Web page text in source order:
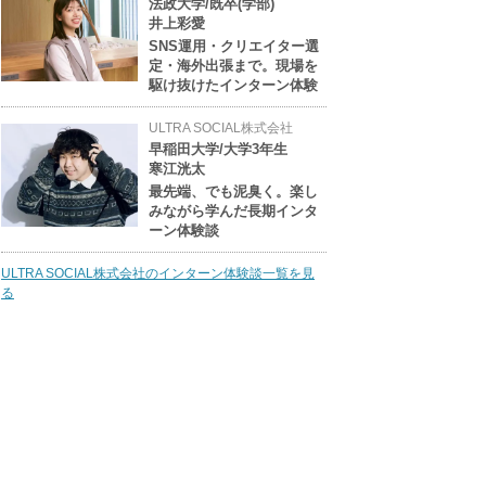
法政大学/既卒(学部)
井上彩愛
SNS運用・クリエイター選
定・海外出張まで。現場を
駆け抜けたインターン体験
ULTRA SOCIAL株式会社
早稲田大学/大学3年生
寒江洸太
最先端、でも泥臭く。楽し
みながら学んだ長期インタ
ーン体験談
ULTRA SOCIAL株式会社のインターン体験談一覧を見
る